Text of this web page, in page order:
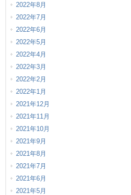
2022年8月
2022年7月
2022年6月
2022年5月
2022年4月
2022年3月
2022年2月
2022年1月
2021年12月
2021年11月
2021年10月
2021年9月
2021年8月
2021年7月
2021年6月
2021年5月